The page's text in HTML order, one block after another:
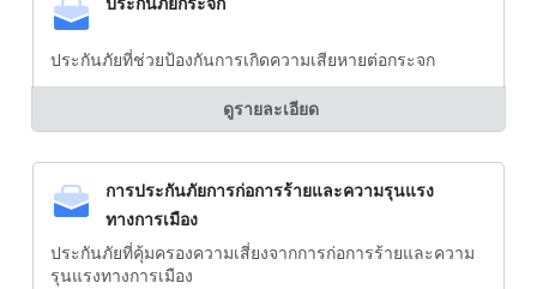
ประกันภัยที่ช่วยป้องกันการเกิดความเสียหายต่อกระจก
ดูรายละเอียด
การประกันภัยการก่อการร้ายและความรุนแรง
ทางการเมือง
ประกันภัยที่คุ้มครองความเสี่ยงจากการก่อการร้ายและความ
รุนแรงทางการเมือง